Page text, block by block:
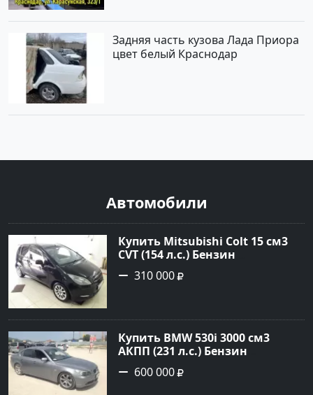
Задняя часть кузова Лада Приора
цвет белый Краснодар
Автомобили
Купить Mitsubishi Colt 15 см3
CVT (154 л.с.) Бензин
турбонаддув в Краснодар:
цвет Чёрный металик Хетчбэк
сайте Авторынок23
310 000
Купить BMW 530i 3000 см3
АКПП (231 л.с.) Бензин
инжектор в Новороссийск:
цвет серый Седан 2004 года по
600 000